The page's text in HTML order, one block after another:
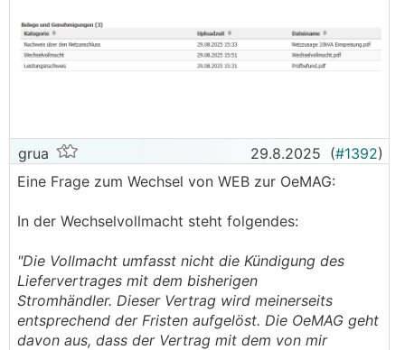
grua 29.8.2025 (#1392)
Eine Frage zum Wechsel von WEB zur OeMAG:
In der Wechselvollmacht steht folgendes:
"Die Vollmacht umfasst nicht die Kündigung des
Liefervertrages mit dem bisherigen
Stromhändler. Dieser Vertrag wird meinerseits
entsprechend der Fristen aufgelöst. Die OeMAG geht
davon aus, dass der Vertrag mit dem von mir